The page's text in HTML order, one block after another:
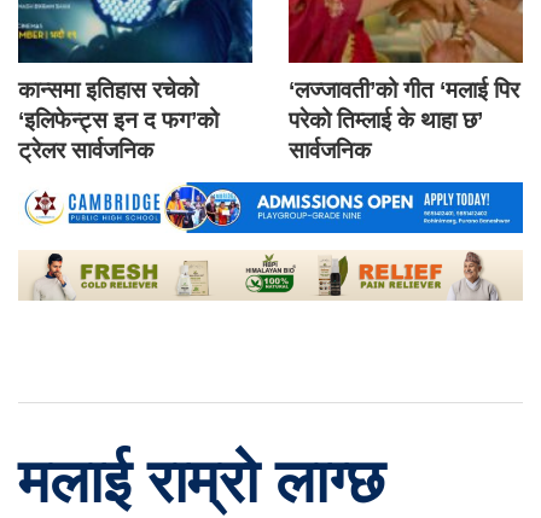
कान्समा इतिहास रचेको
‘इलिफेन्ट्स इन द फग’को
ट्रेलर सार्वजनिक
‘लज्जावती’को गीत ‘मलाई पिर
परेको तिम्लाई के थाहा छ’
सार्वजनिक
मलाई राम्रो लाग्छ